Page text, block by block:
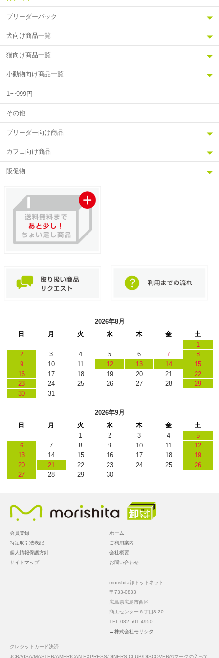
ブリーダーパック
犬向け商品一覧
猫向け商品一覧
小動物向け商品一覧
1〜999円
その他
ブリーダー向け商品
カフェ向け商品
販促物
2026年8月
日
月 火 水 木 金
土
1
2
3 4 5 6 7
8
9
10 11 12 13 14
15
16
17 18 19 20 21
22
23
24 25 26 27 28
29
30
31
2026年9月
日
月 火 水 木 金
土
1
2 3 4
5
6
7 8 9 10 11
12
13
14 15 16 17 18
19
20
21 22 23 24 25
26
27
28 29 30
ホーム
ご利用案内
会社概要
お問い合わせ
会員登録
特定取引法表記
個人情報保護方針
サイトマップ
morishita卸ドットネット
〒733-0833
広島県広島市西区
商工センター６丁目3-20
TEL 082-501-4950
→株式会社モリシタ
クレジットカード決済
JCB/VISA/MASTER/AMERICAN EXPRESS/DINERS CLUB/DISCOVERのマークの入って